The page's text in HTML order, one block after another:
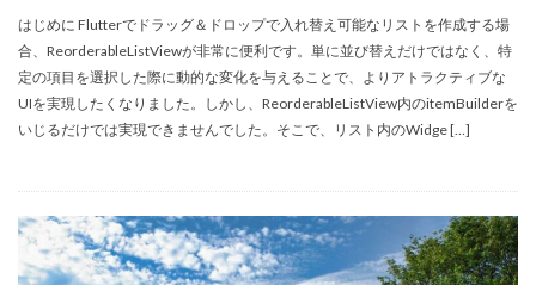
はじめに Flutterでドラッグ＆ドロップで入れ替え可能なリストを作成する場
合、ReorderableListViewが非常に便利です。単に並び替えだけではなく、特
定の項目を選択した際に動的な変化を与えることで、よりアトラクティブな
UIを実現したくなりました。しかし、ReorderableListView内のitemBuilderを
いじるだけでは実現できませんでした。そこで、リスト内のWidge […]